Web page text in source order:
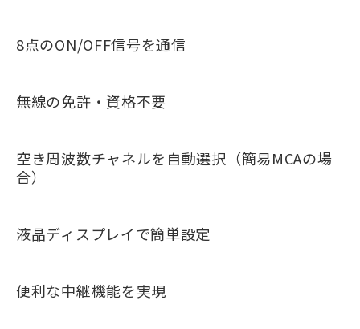
8点のON/OFF信号を通信
無線の免許・資格不要
空き周波数チャネルを自動選択（簡易MCAの場
合）
液晶ディスプレイで簡単設定
便利な中継機能を実現